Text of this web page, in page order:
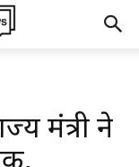
मंत्री ने